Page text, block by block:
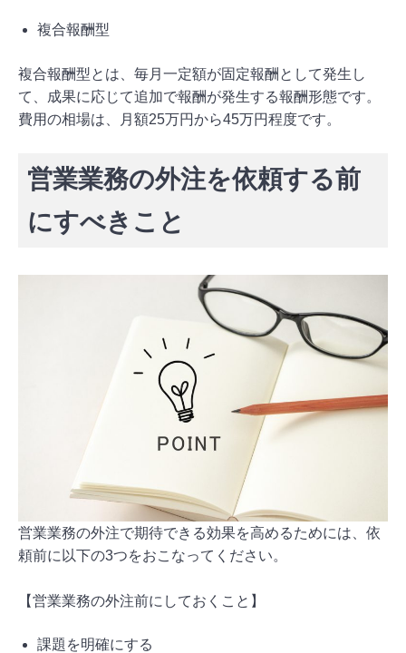
複合報酬型
複合報酬型とは、毎月一定額が固定報酬として発生し
て、成果に応じて追加で報酬が発生する報酬形態です。
費用の相場は、月額25万円から45万円程度です。
営業業務の外注を依頼する前
にすべきこと
営業業務の外注で期待できる効果を高めるためには、依
頼前に以下の3つをおこなってください。
【営業業務の外注前にしておくこと】
課題を明確にする